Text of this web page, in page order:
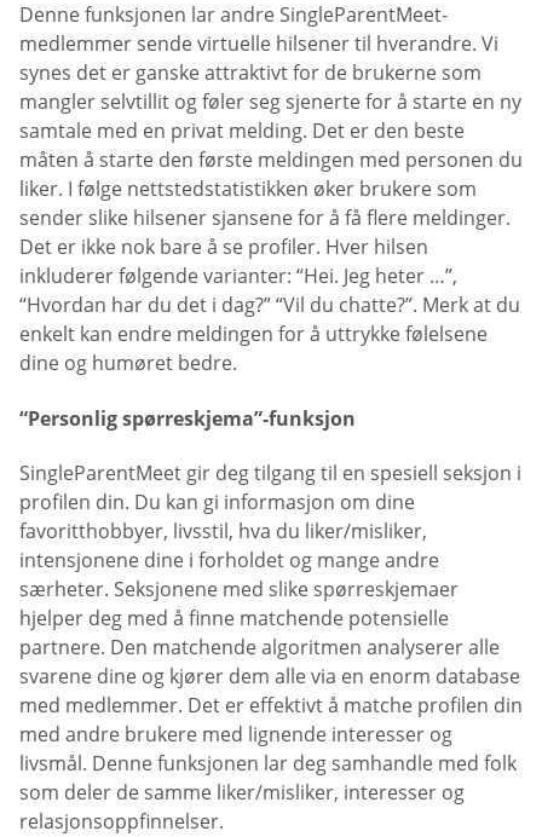
Denne funksjonen lar andre SingleParentMeet-
medlemmer sende virtuelle hilsener til hverandre. Vi
synes det er ganske attraktivt for de brukerne som
mangler selvtillit og føler seg sjenerte for å starte en ny
samtale med en privat melding. Det er den beste
måten å starte den første meldingen med personen du
liker. I følge nettstedstatistikken øker brukere som
sender slike hilsener sjansene for å få flere meldinger.
Det er ikke nok bare å se profiler. Hver hilsen
inkluderer følgende varianter: “Hei. Jeg heter …”,
“Hvordan har du det i dag?” “Vil du chatte?”. Merk at du
enkelt kan endre meldingen for å uttrykke følelsene
dine og humøret bedre.
“Personlig spørreskjema”-funksjon
SingleParentMeet gir deg tilgang til en spesiell seksjon i
profilen din. Du kan gi informasjon om dine
favoritthobbyer, livsstil, hva du liker/misliker,
intensjonene dine i forholdet og mange andre
særheter. Seksjonene med slike spørreskjemaer
hjelper deg med å finne matchende potensielle
partnere. Den matchende algoritmen analyserer alle
svarene dine og kjører dem alle via en enorm database
med medlemmer. Det er effektivt å matche profilen din
med andre brukere med lignende interesser og
livsmål. Denne funksjonen lar deg samhandle med folk
som deler de samme liker/misliker, interesser og
relasjonsoppfinnelser.